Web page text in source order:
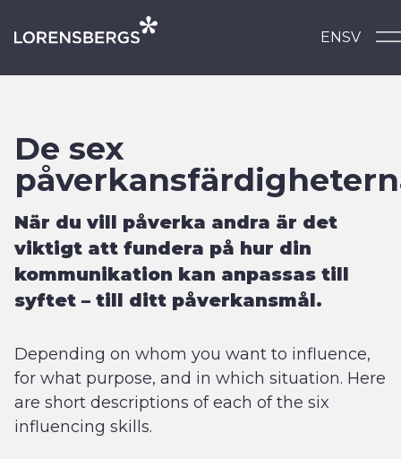
Main Navigation ENSV
​​De sex
När du vill påverka andra är det
viktigt att fundera på hur din
kommunikation kan anpassas till
syftet – till ditt påverkansmål.
Depending on whom you want to influence,
for what purpose, and in which situation. Here
are short descriptions of each of the six
influencing skills.